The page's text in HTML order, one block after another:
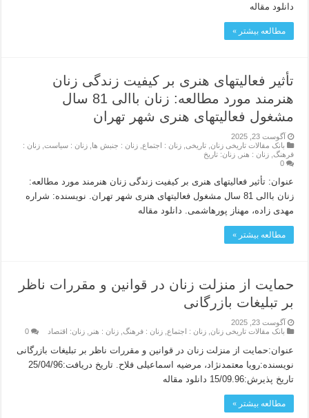
دانلود مقاله
مطالعه بیشتر »
تأثیر فعالیتهای هنری بر کیفیت زندگی زنان
هنرمند مورد مطالعه: زنان باالی 81 سال
مشغول فعالیتهای هنری شهر تهران
آگوست 23, 2025
بانک مقالات تاریخی زنان ,تاریخی ,زنان : اجتماع ,زنان : جنبش ها ,زنان : سیاست ,زنان :
فرهنگ ,زنان : هنر ,زنان: تاریخ
0
عنوان: تأثیر فعالیتهای هنری بر کیفیت زندگی زنان هنرمند مورد مطالعه:
زنان باالی 81 سال مشغول فعالیتهای هنری شهر تهران. نویسنده: شراره
مهدی زاده، مهناز پورهاشمی. دانلود مقاله
مطالعه بیشتر »
حمایت از منزلت زنان در قوانین و مقررات ناظر
بر تبلیغات بازرگانى
آگوست 23, 2025
بانک مقالات تاریخی زنان ,زنان : اجتماع ,زنان : فرهنگ ,زنان : هنر ,زنان: اقتصاد 0
عنوان:حمایت از منزلت زنان در قوانین و مقررات ناظر بر تبلیغات بازرگانى
نویسنده:رویا معتمدنژاد، مرضیه اسماعیلی فلاح. تاریخ دریافت:25/04/96
تاریخ پذیرش:15/09.96 دانلود مقاله
مطالعه بیشتر »